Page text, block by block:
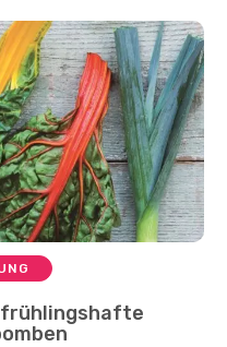
frühlingshafte